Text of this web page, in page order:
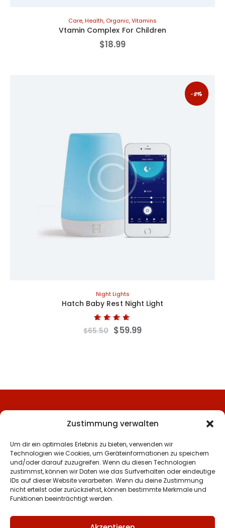
Zustimmung verwalten
Um dir ein optimales Erlebnis zu bieten, verwenden wir
Technologien wie Cookies, um Geräteinformationen zu speichern
und/oder darauf zuzugreifen. Wenn du diesen Technologien
zustimmst, können wir Daten wie das Surfverhalten oder eindeutige
IDs auf dieser Website verarbeiten. Wenn du deine Zustimmung
nicht erteilst oder zurückziehst, können bestimmte Merkmale und
Funktionen beeinträchtigt werden.
Care,Health, Organic,Vitamins
Vtamin Complex For Children
$18.99
-8%
Night Lights
Hatch Baby Rest Night Light
Bewertet mit
5.00
$65.50 $59.99
Datenschutz
Impressum